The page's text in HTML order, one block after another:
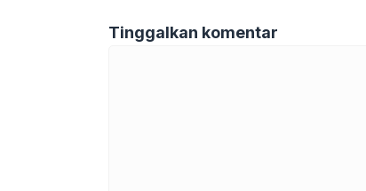
Tinggalkan komentar